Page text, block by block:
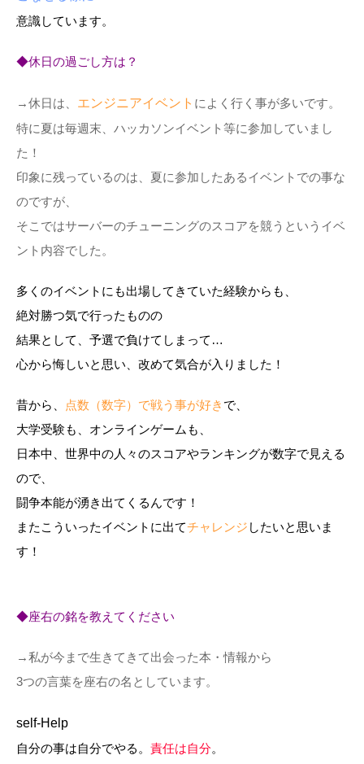
意識しています。
◆休日の過ごし方は？
→休日は、 エンジニアイベント によく行く事が多いです。
特に夏は毎週末、ハッカソンイベント等に参加していまし
た！
印象に残っているのは、夏に参加したあるイベントでの事な
のですが、
そこではサーバーのチューニングのスコアを競うというイベ
ント内容でした。
多くのイベントにも出場してきていた経験からも、
絶対勝つ気で行ったものの
結果として、予選で負けてしまって…
心から悔しいと思い、改めて気合が入りました！
昔から、 点数（数字）で戦う事が好き で、
大学受験も、オンラインゲームも、
日本中、世界中の人々のスコアやランキングが数字で見える
ので、
闘争本能が湧き出てくるんです！
またこういったイベントに出てチャレンジ したいと思いま
す！
◆座右の銘を教えてください
→私が今まで生きてきて出会った本・情報から
3つの言葉を座右の名としています。
self-Help
自分の事は自分でやる。 責任は自分。